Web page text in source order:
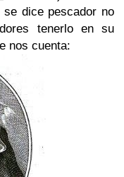
dice pescador no
tenerlo en su
nos cuenta: